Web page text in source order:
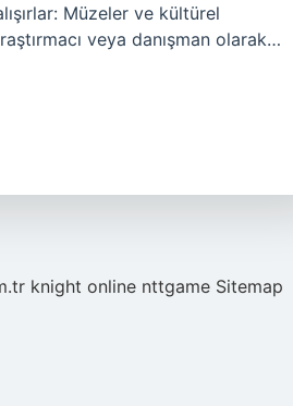
Müzeler ve kültürel
veya danışman olarak…
knight online nttgame Sitemap